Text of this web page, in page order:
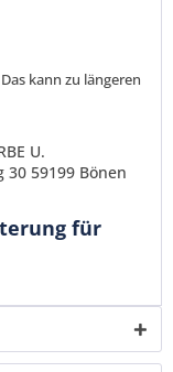
kann zu längeren
U.
30 59199 Bönen
für